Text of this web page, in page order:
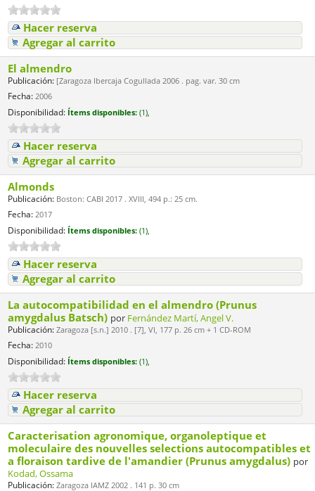
Hacer reserva
Agregar al carrito
El almendro
Publicación: [Zaragoza Ibercaja Cogullada 2006 . pag. var. 30 cm
Fecha: 2006
Disponibilidad: Ítems disponibles: (1),
Hacer reserva
Agregar al carrito
Almonds
Publicación: Boston: CABI 2017 . XVIII, 494 p.: 25 cm.
Fecha: 2017
Disponibilidad: Ítems disponibles: (1),
Hacer reserva
Agregar al carrito
La autocompatibilidad en el almendro (Prunus
amygdalus Batsch) por Fernández Martí, Angel V.
Publicación: Zaragoza [s.n.] 2010 . [7], VI, 177 p. 26 cm + 1 CD-ROM
Fecha: 2010
Disponibilidad: Ítems disponibles: (1),
Hacer reserva
Agregar al carrito
Caracterisation agronomique, organoleptique et
moleculaire des nouvelles selections autocompatibles et
a floraison tardive de l'amandier (Prunus amygdalus) por
Kodad, Ossama
Publicación: Zaragoza IAMZ 2002 . 141 p. 30 cm